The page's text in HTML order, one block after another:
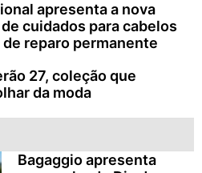
apresenta a nova
cuidados para cabelos
reparo permanente
27, coleção que
da moda
Bagaggio apresenta